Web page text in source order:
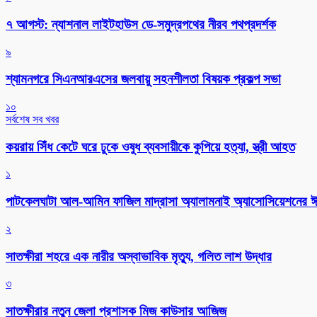
৭ আগস্ট: ন্যাশনাল লাইটহাউস ডে-সমুদ্রপথের নীরব পথপ্রদর্শক
৯
শ্যামনগরে সিএনআরএসের জলবায়ু সহনশীলতা বিষয়ক প্রকল্প সভা
১০
সর্বশেষ সব খবর
কয়রায় সিঁধ কেটে ঘরে ঢুকে ওষুধ ব্যবসায়ীকে কুপিয়ে হত্যা, স্ত্রী আহত
১
পাটকেলঘাটা আল-আমিন ফাজিল মাদ্রাসা অ্যালামনাই অ্যাসোসিয়েশনের
২
সাতক্ষীরা শহরে এক নারীর অস্বাভাবিক মৃত্যু, গলিত লাশ উদ্ধার
৩
সাতক্ষীরার নতুন জেলা প্রশাসক মিজ কাউসার আজিজ